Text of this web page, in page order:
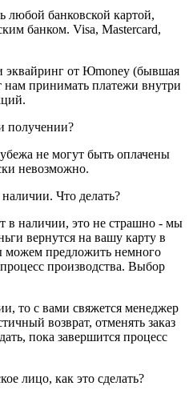
любой банковской картой,
банком. Visa, Mastercard,
эквайринг от Юmoney (бывшая
нам принимать платежи внутри
получении?
не могут быть оплачены
невозможно.
наличии. Что делать?
в наличии, это не страшно - мы
вернутся на вашу карту в
можем предложить немного
производства. Выбор
то с вами свяжется менеджер
возврат, отменять заказ
пока завершится процесс
лицо, как это сделать?